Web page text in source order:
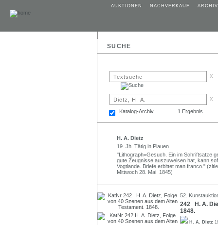
AUKTIONEN NACHVERKAUF ARCHIV
SUCHE
x
x
Katalog-Archiv 1 Ergebnis
H. A. Dietz
19. Jh. Tätig in Plauen
"Lithograph=Gesuch. Ein im Schriftsatze
gute Zeugnisse auszuweisen hat, kann
Vogtlande. Briefe erbittet man franco."
Mittwoch 28. Mai. 1845)
52.
242 H. A.
1848.
H. A. Dietz